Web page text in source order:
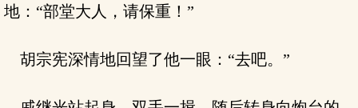
地：“部堂大人，请保重！”
胡宗宪深情地回望了他一眼：“去吧。”